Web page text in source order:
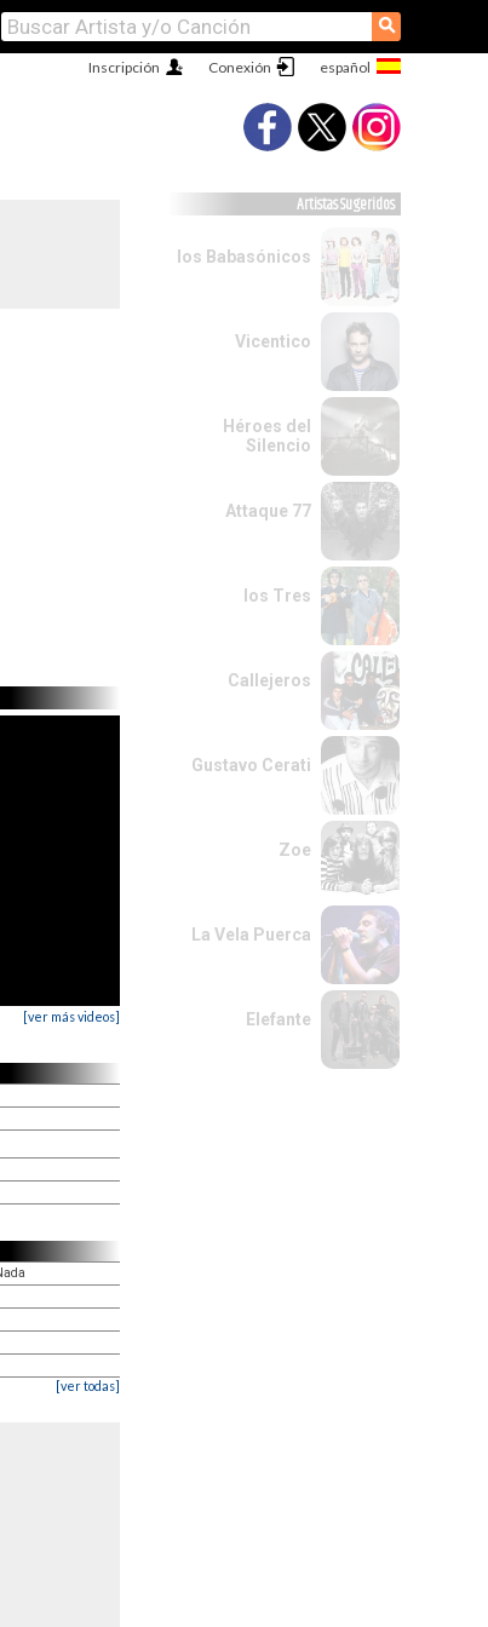
⚲
Conexión
Inscripción
[ver más videos]
[ver todas]
Artistas Sugeridos
los Babasónicos
Vicentico
Héroes del
Silencio
Attaque 77
los Tres
Callejeros
Gustavo Cerati
Zoe
La Vela Puerca
Elefante